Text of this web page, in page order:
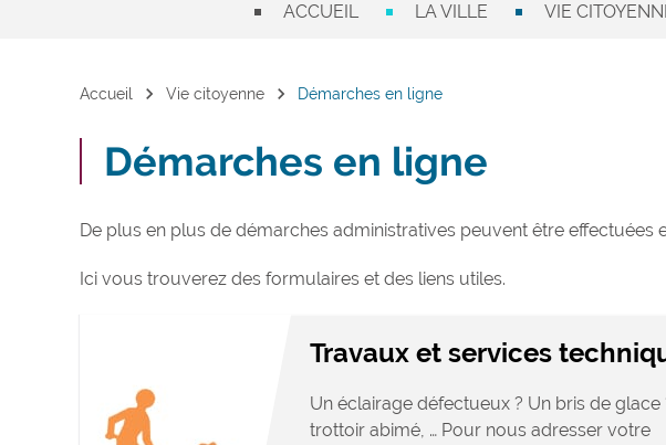
ACCUEIL LA VILLE VIE
Accueil chevron_right Vie citoyenne chevron_right Démarches en ligne
Démarches en ligne
De plus en plus de démarches administratives peuvent être effectuées
Ici vous trouverez des formulaires et des liens utiles.
Travaux et services
Un éclairage défectueux ? Un bris de glace
trottoir abimé, … Pour nous adresser votre